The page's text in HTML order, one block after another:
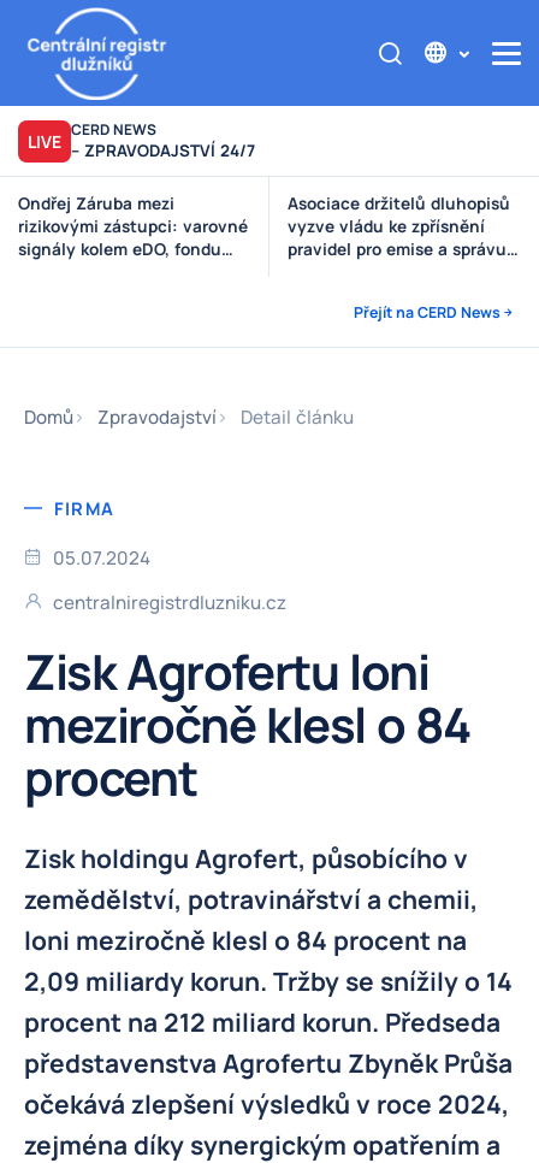
LIVE CERD NEWS
– ZPRAVODAJSTVÍ 24/7
Asociace držitelů dluhopisů
vyzve vládu ke zpřísnění
pravidel pro emise a správu
Výzva poškozeným věřitelům
Štěpánek Auto
Přejít na CERD News
Domů Zpravodajství Detail článku
FIRMA
05.07.2024
centralniregistrdluzniku.cz
Zisk Agrofertu loni
meziročně klesl o 84
procent
Zisk holdingu Agrofert, působícího v
zemědělství, potravinářství a chemii,
loni meziročně klesl o 84 procent na
2,09 miliardy korun. Tržby se snížily o 14
procent na 212 miliard korun. Předseda
představenstva Agrofertu Zbyněk Průša
očekává zlepšení výsledků v roce 2024,
zejména díky synergickým opatřením a